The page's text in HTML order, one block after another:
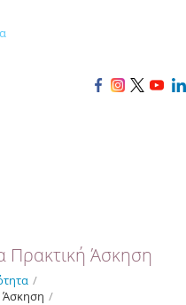
Πρακτική Άσκηση
/
Άσκηση /